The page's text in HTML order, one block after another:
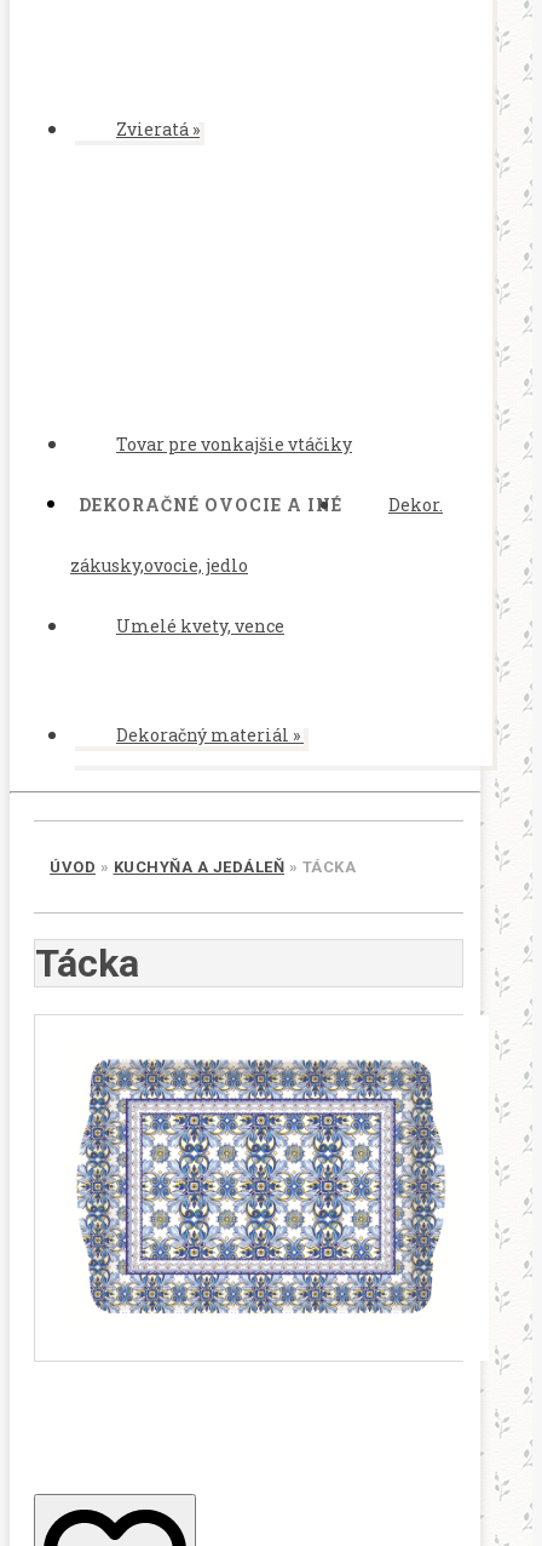
Zvieratá »
Tovar pre vonkajšie vtáčiky
DEKORAČNÉ OVOCIE A INÉ Dekor.
zákusky,ovocie, jedlo
Umelé kvety, vence
Dekoračný materiál »
ÚVOD » KUCHYŇA A JEDÁLEŇ » TÁCKA
Tácka